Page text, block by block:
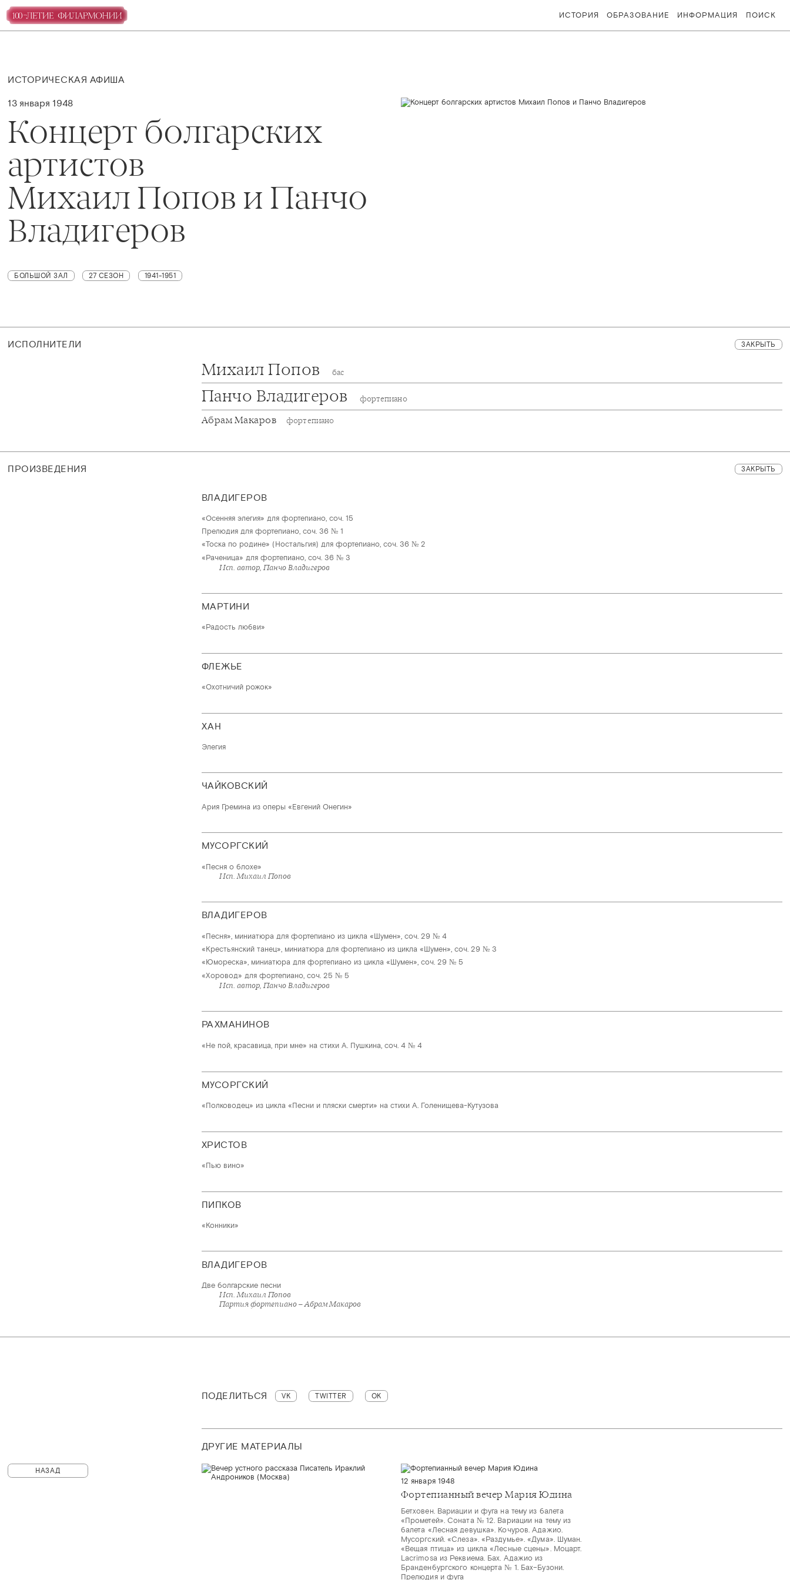
ИСТОРИЯ ОБРАЗОВАНИЕ ИНФОРМАЦИЯ ПОИСК
ИСТОРИЧЕСКАЯ АФИША
13 января 1948
Концерт болгарских
артистов
Михаил Попов и Панчо
Владигеров
БОЛЬШОЙ ЗАЛ 27 СЕЗОН 1941-1951
ИСПОЛНИТЕЛИ ЗАКРЫТЬ
Михаил Попов бас
Панчо Владигеров фортепиано
Абрам Макаров фортепиано
ПРОИЗВЕДЕНИЯ ЗАКРЫТЬ
ВЛАДИГЕРОВ
«Осенняя элегия» для фортепиано, соч. 15
Прелюдия для фортепиано, соч. 36 № 1
«Тоска по родине» (Ностальгия) для фортепиано, соч. 36 № 2
«Раченица» для фортепиано, соч. 36 № 3
Исп. автор, Панчо Владигеров
МАРТИНИ
«Радость любви»
ФЛЕЖЬЕ
«Охотничий рожок»
ХАН
Элегия
ЧАЙКОВСКИЙ
Ария Гремина из оперы «Евгений Онегин»
МУСОРГСКИЙ
«Песня о блохе»
Исп. Михаил Попов
ВЛАДИГЕРОВ
«Песня», миниатюра для фортепиано из цикла «Шумен», соч. 29 № 4
«Крестьянский танец», миниатюра для фортепиано из цикла «Шумен», соч. 29 № 3
«Юмореска», миниатюра для фортепиано из цикла «Шумен», соч. 29 № 5
«Хоровод» для фортепиано, соч. 25 № 5
Исп. автор, Панчо Владигеров
РАХМАНИНОВ
«Не пой, красавица, при мне» на стихи А. Пушкина, соч. 4 № 4
МУСОРГСКИЙ
«Полководец» из цикла «Песни и пляски смерти» на стихи А. Голенищева-Кутузова
ХРИСТОВ
«Пью вино»
ПИПКОВ
«Конники»
ВЛАДИГЕРОВ
Две болгарские песни
Исп. Михаил Попов
Партия фортепиано – Абрам Макаров
ПОДЕЛИТЬСЯ VK TWITTER OK
ДРУГИЕ МАТЕРИАЛЫ
12 января 1948
Фортепианный вечер Мария Юдина
Бетховен. Вариации и фуга на тему из балета
«Прометей». Соната № 12. Вариации на тему из
балета «Лесная девушка». Кочуров. Адажио.
Мусоргский. «Слеза». «Раздумье». «Дума». Шуман.
«Вещая птица» из цикла «Лесные сцены». Моцарт.
Lacrimosa из Реквиема. Бах. Адажио из
Бранденбургского концерта № 1. Бах–Бузони.
Прелюдия и фуга
НАЗАД